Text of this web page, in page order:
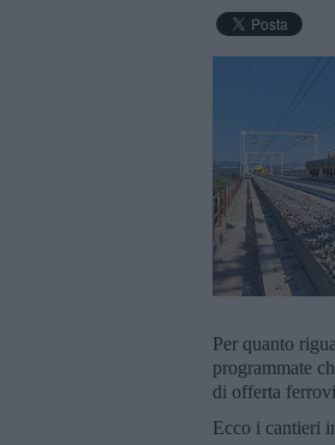
Per quanto
programmate
di offerta
Ecco i cantieri